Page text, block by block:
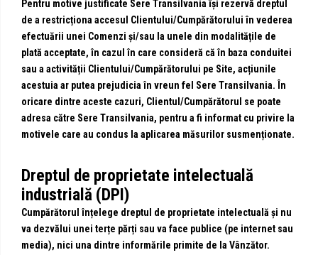
Pentru motive justificate Sere Transilvania își rezervă dreptul
de a restricționa accesul Clientului/Cumpărătorului în vederea
efectuării unei Comenzi și/sau la unele din modalitățile de
plată acceptate, în cazul în care consideră că în baza conduitei
sau a activității Clientului/Cumpărătorului pe Site, acțiunile
acestuia ar putea prejudicia în vreun fel Sere Transilvania. În
oricare dintre aceste cazuri, Clientul/Cumpărătorul se poate
adresa către Sere Transilvania, pentru a fi informat cu privire la
motivele care au condus la aplicarea măsurilor susmenționate.
Dreptul de proprietate intelectuală
industrială (DPI)
Cumpărătorul înțelege dreptul de proprietate intelectuală și nu
va dezvălui unei terțe părți sau va face publice (pe internet sau
media), nici una dintre informările primite de la Vânzător.